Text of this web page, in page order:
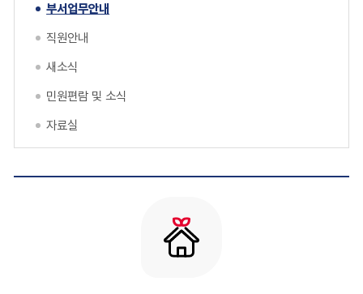
부서업무안내
직원안내
새소식
민원편람 및 소식
자료실